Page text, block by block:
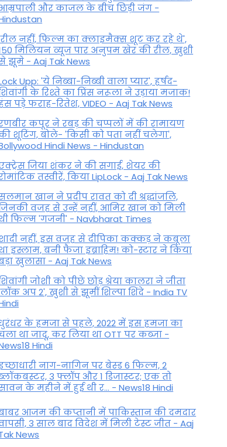
और काजल के बीच छिड़ी जंग -
नहीं, फिल्म का क्लाइमैक्स शूट कर रहे थे',
मिलियन व्यूज पार अनुपम खेर की रील, खुशी
झूमे - Aaj Tak News
Upp: 'ये निब्बा-निब्बी वाला प्यार', हर्षद-
के रिश्ते का प्रिंस नरूला ने उड़ाया मजाक!
पड़े फराह-रितेश, VIDEO - Aaj Tak News
कपूर ने रबड़ की चप्पलों में की रामायण
शूटिंग, बोले- 'किसी को पता नहीं चलेगा',
Hindi News - Hindustan
जिया शंकर ने की सगाई, शेयर की
तस्वीरें, किया LipLock - Aaj Tak News
खान ने प्रदीप रावत को दी श्रद्धांजलि,
वजह से उन्हें नहीं, आमिर खान को मिली
फिल्म 'गजनी' - Navbharat Times
नहीं, इस वजह से दीपिका कक्कड़ ने कबूला
इस्लाम, बनी फैजा इब्राहिम! को-स्टार ने किया
खुलासा - Aaj Tak News
जोशी को पीछे छोड़ श्रेया कालरा ने जीता
अप 2', खुशी से झूमीं शिल्पा शिंदे - India TV
के हमजा से पहले, 2022 में इस हमजा का
था जादू, कर लिया था OTT पर कब्जा -
Hindi
नाग-नागिन पर बेस्ड 6 फिल्म, 2
3 फ्लॉप और 1 डिजास्टर; एक तो
के महीने में हुई थी र... - News18 Hindi
आजम की कप्तानी में पाकिस्तान की दमदार
3 साल बाद विदेश में मिली टेस्ट जीत - Aaj
News